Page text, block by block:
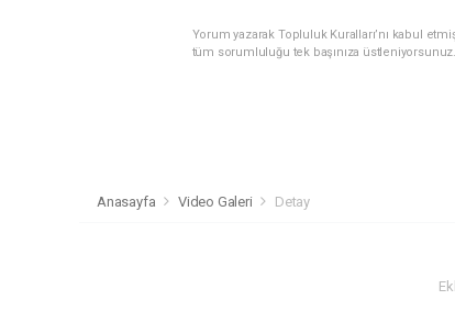
Yorum yazarak Topluluk Kuralları’nı kabul
tüm sorumluluğu tek başınıza
Anasayfa Video Galeri Detay